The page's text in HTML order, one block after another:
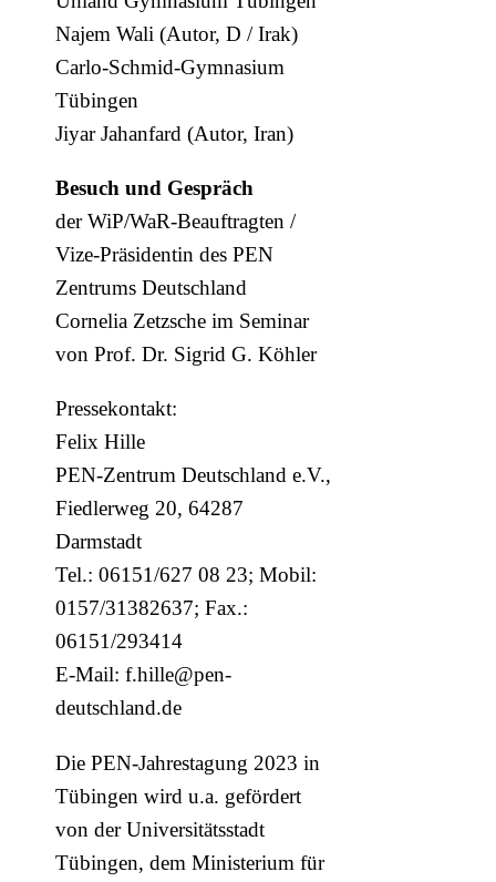
Najem Wali (Autor, D / Irak)
Carlo-Schmid-Gymnasium
Tübingen
Jiyar Jahanfard (Autor, Iran)
Besuch und Gespräch
der WiP/WaR-Beauftragten /
Vize-Präsidentin des PEN
Zentrums Deutschland
Cornelia Zetzsche im Seminar
von Prof. Dr. Sigrid G. Köhler
Pressekontakt:
Felix Hille
PEN-Zentrum Deutschland e.V.,
Fiedlerweg 20, 64287
Darmstadt
Tel.: 06151/627 08 23; Mobil:
0157/31382637; Fax.:
06151/293414
E-Mail: f.hille@pen-
deutschland.de
Die PEN-Jahrestagung 2023 in
Tübingen wird u.a. gefördert
von der Universitätsstadt
Tübingen, dem Ministerium für